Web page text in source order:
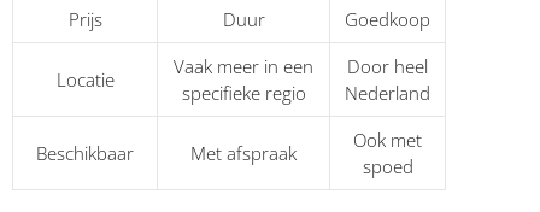
Prijs Duur Goedkoop
Locatie
Vaak meer in een
specifieke regio
Door heel
Nederland
Beschikbaar Met afspraak
Ook met
spoed